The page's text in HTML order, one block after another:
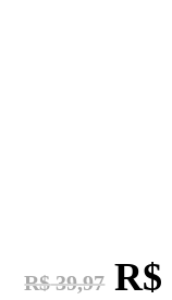
R$39,97 R$